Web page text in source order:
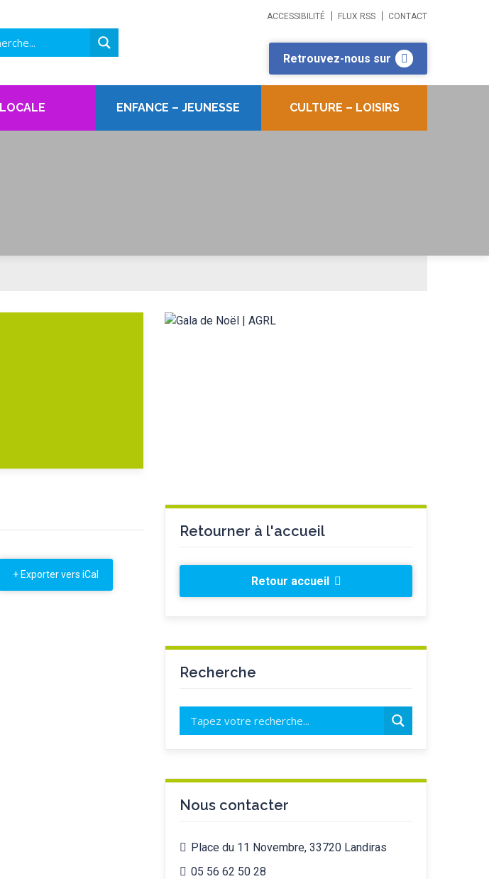
ACCESSIBILITÉ FLUX RSS CONTACT
Retrouvez-nous sur
ENFANCE – JEUNESSE CULTURE – LOISIRS
+ Exporter vers iCal
Retourner à l'accueil
Retour accueil
Recherche
Nous contacter
Place du 11 Novembre, 33720 Landiras
05 56 62 50 28